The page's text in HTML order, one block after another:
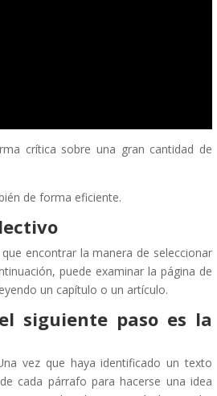
crítica sobre una gran cantidad de
de forma eficiente.
encontrar la manera de seleccionar
puede examinar la página de
un capítulo o un artículo.
siguiente paso es la
vez que haya identificado un texto
cada párrafo para hacerse una idea